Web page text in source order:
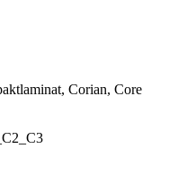
Corian, Core